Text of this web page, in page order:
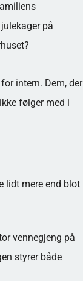
på
intern. Dem, der
følger med i
lidt mere end blot
vennegjeng på
styrer både